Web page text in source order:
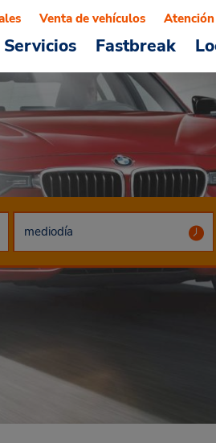
Servicios Fastbreak
Venta de vehículos